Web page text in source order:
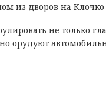
из дворов на
не только
орудуют